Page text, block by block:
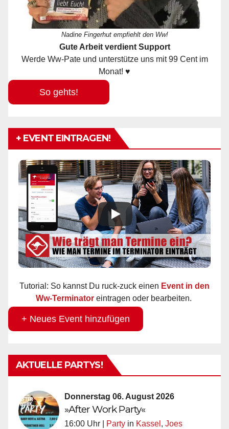
Nadine Fingerhut empfiehlt den Ww!
Gute Arbeit verdient Support
Werde Ww-Pate und unterstütze uns mit 99 Cent im
Monat! ♥
So gehts!
+ EVENT EINTRAGEN!
Tutorial: So kannst Du ruck-zuck einen Event in den
Ww-Terminator eintragen oder bearbeiten.
+ Neues Event hinzufügen
AKTUELLE PARTYS!
Donnerstag 06. August 2026
»After Work Party«
16:00 Uhr | Party in Kassel , Joes